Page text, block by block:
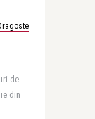
de
din